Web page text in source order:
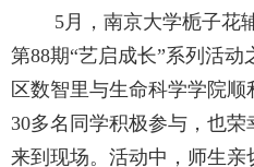
5月，南京大学栀子花
第88期“艺启成长”系列活
区数智里与生命科学学院
30多名同学积极参与，也
来到现场。活动中，师生